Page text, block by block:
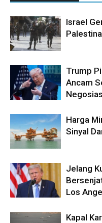
Israel
Trump
Ancam
Harga
Sinyal
Jelang
Los
Kapal